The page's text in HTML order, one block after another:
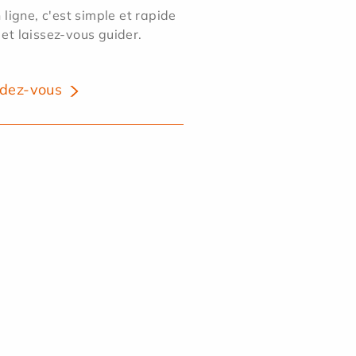
ligne, c'est simple et rapide
laissez-vous guider.
vous